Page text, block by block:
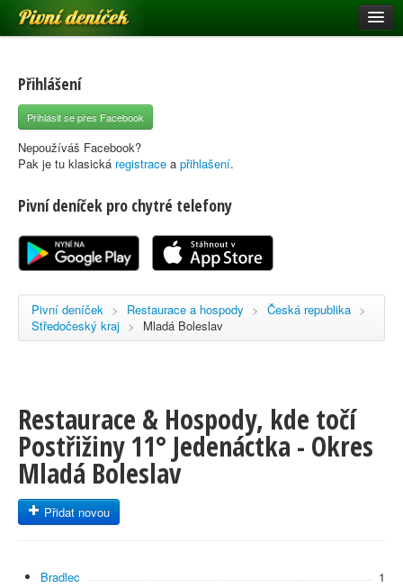
Pivní deníček
Pivní mapa
Pivní značky
Nápověda
Registrace
Přihlášení
Přihlásit se přes Facebook
Nepoužíváš Facebook?
Pak je tu klasická registrace a přihlašení.
Pivní deníček pro chytré telefony
Pivní deníček > Restaurace a hospody > Česká republika >
Středočeský kraj > Mladá Boleslav
Restaurace & Hospody, kde točí
Postřižiny 11° Jedenáctka - Okres
Mladá Boleslav
Přidat novou
Bradlec
1